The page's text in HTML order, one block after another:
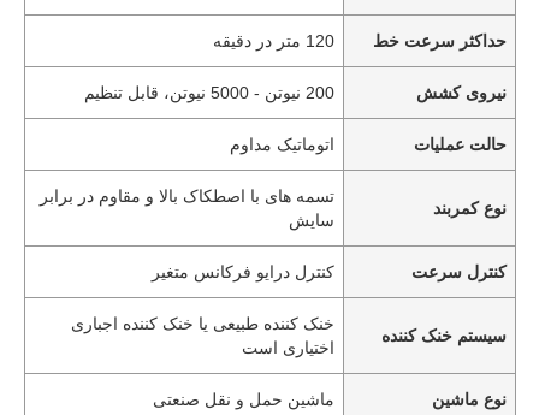
حداکثر سرعت خط 120 متر در دقیقه
نیروی کشش 200 نیوتن - 5000 نیوتن، قابل تنظیم
حالت عملیات اتوماتیک مداوم
نوع کمربند
تسمه های با اصطکاک بالا و مقاوم در برابر
سایش
کنترل سرعت کنترل درایو فرکانس متغیر
سیستم خنک کننده
خنک کننده طبیعی یا خنک کننده اجباری
اختیاری است
نوع ماشین ماشین حمل و نقل صنعتی